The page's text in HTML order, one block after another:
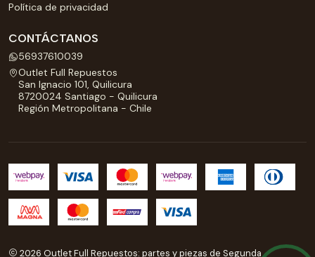
Política de privacidad
CONTÁCTANOS
56937610039
Outlet Full Repuestos
San Ignacio 101, Quilicura
8720024 Santiago - Quilicura
Región Metropolitana - Chile
2026 Outlet Full Repuestos: partes y piezas de Segunda